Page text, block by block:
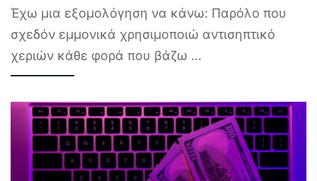
Έχω μια εξομολόγηση να κάνω: Παρόλο που
σχεδόν εμμονικά χρησιμοποιώ αντισηπτικό
χεριών κάθε φορά που βάζω ...